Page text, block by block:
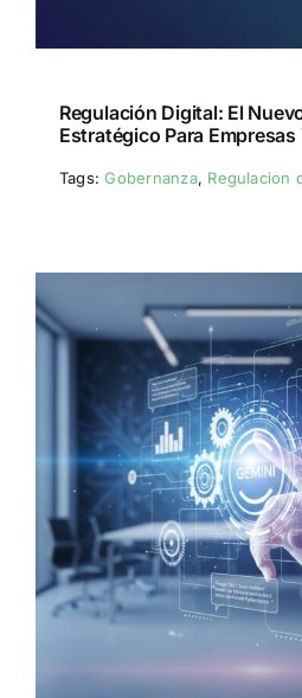
Regulación Digital: El
Estratégico Para
Tags:Gobernanza, Regulacion